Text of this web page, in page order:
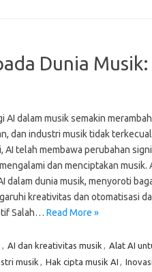
Dunia
AI dalam musik semakin
dan industri musik tidak
AI telah membawa perubahan
dan menciptakan
dalam dunia musik, menyoroti
kreativitas dan otomatisasi
Salah… Read More »
, AI dan kreativitas musik , Alat AI
musik , Hak cipta musik AI ,